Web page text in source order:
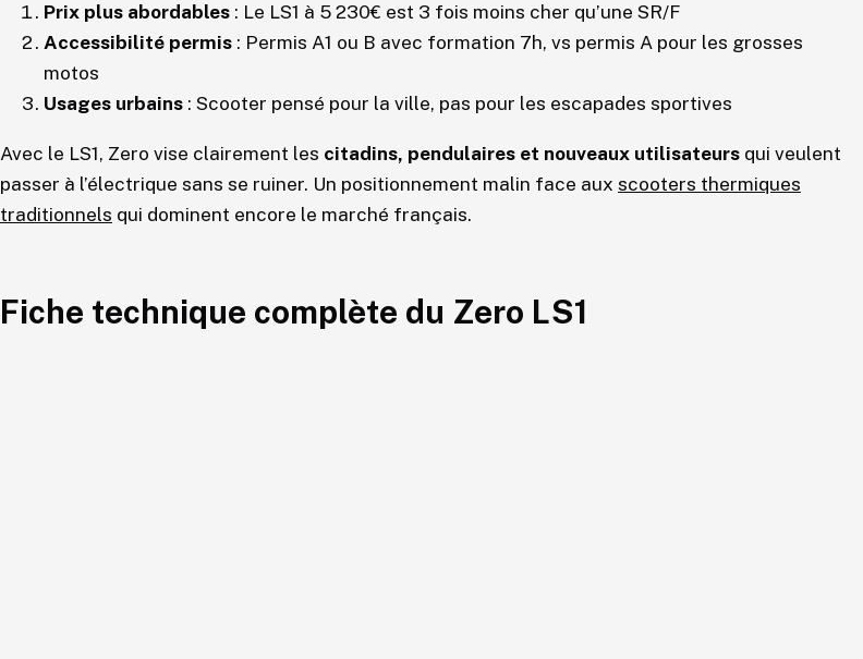
Prix plus abordables : Le LS1 à 5 230€ est 3 fois moins cher qu’une SR/F
Accessibilité permis : Permis A1 ou B avec formation 7h, vs permis A pour les grosses
motos
Usages urbains : Scooter pensé pour la ville, pas pour les escapades sportives
Avec le LS1, Zero vise clairement les citadins, pendulaires et nouveaux utilisateurs qui veulent
passer à l’électrique sans se ruiner. Un positionnement malin face aux scooters thermiques
traditionnels qui dominent encore le marché français.
Fiche technique complète du Zero LS1